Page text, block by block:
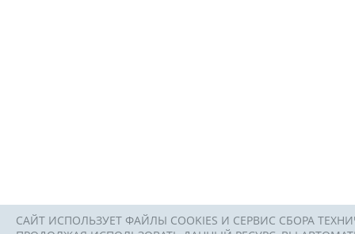
САЙТ ИСПОЛЬЗУЕТ ФАЙЛЫ COOKIES И СЕРВИС СБОРА